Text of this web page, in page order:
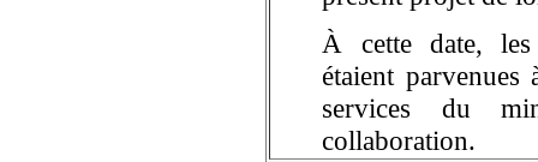
À cette date, les
étaient
services du
collaboration.